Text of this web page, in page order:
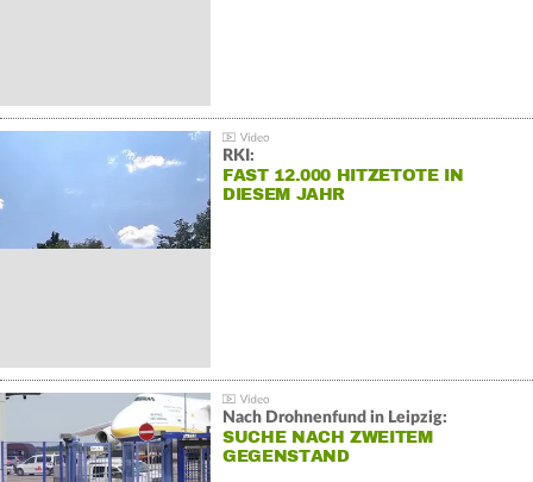
RKI:
FAST 12.000 HITZETOTE IN
DIESEM JAHR
Nach Drohnenfund in Leipzig:
SUCHE NACH ZWEITEM
GEGENSTAND